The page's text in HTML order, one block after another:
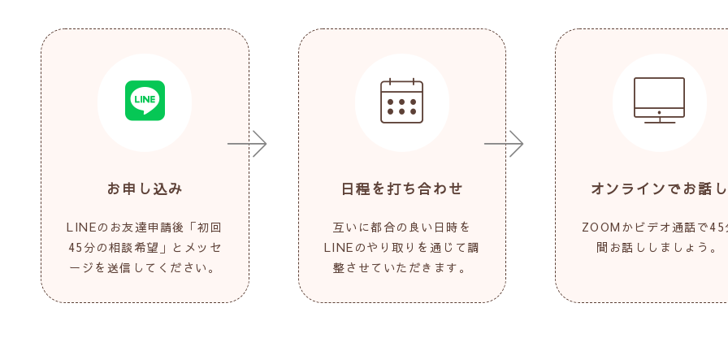
お申し込み
LINEのお友達申請後「初回
45分の相談希望」とメッセ
ージを送信してください。
日程を打ち合わせ
互いに都合の良い日時を
LINEのやり取りを通じて調
整させていただきます。
オンラインでお話
ZOOMかビデオ通話で45
間お話ししましょう。